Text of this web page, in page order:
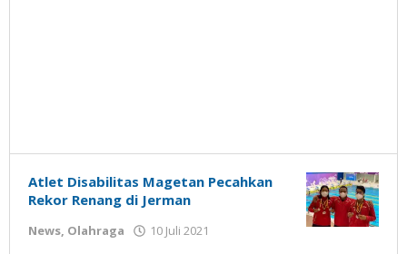
Atlet Disabilitas Magetan Pecahkan
Rekor Renang di Jerman
News, Olahraga 10 Juli 2021